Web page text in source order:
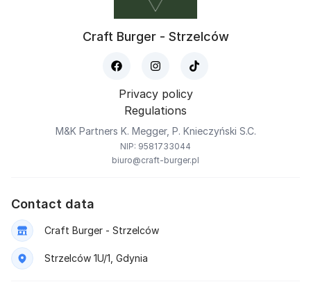
Craft Burger - Strzelców
Privacy policy
Regulations
M&K Partners K. Megger, P. Knieczyński S.C.
NIP: 9581733044
biuro@craft-burger.pl
Contact data
Craft Burger - Strzelców
Strzelców 1U/1, Gdynia